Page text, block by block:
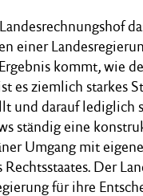
einer
kommt, wie
es ziemlich starkes
und darauf lediglich
ständig eine
Umgang mit
Der
für ihre